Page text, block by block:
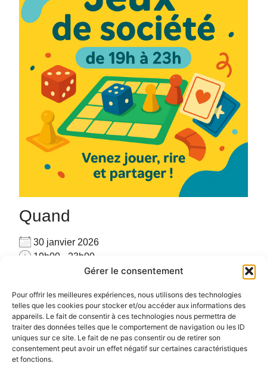
Gérer le consentement
Pour offrir les meilleures expériences, nous utilisons des technologies
telles que les cookies pour stocker et/ou accéder aux informations des
appareils. Le fait de consentir à ces technologies nous permettra de
traiter des données telles que le comportement de navigation ou les ID
uniques sur ce site. Le fait de ne pas consentir ou de retirer son
consentement peut avoir un effet négatif sur certaines caractéristiques
et fonctions.
Quand
30 janvier 2026
19h00 - 23h00
Ajouter au Calendrier
Télécharger ICS
Calendrier Google
les autres joueurs sur place avec plus de 160 jeux
#PARTAGE #CONVIVIALITE #RENCONTRE #JEUX